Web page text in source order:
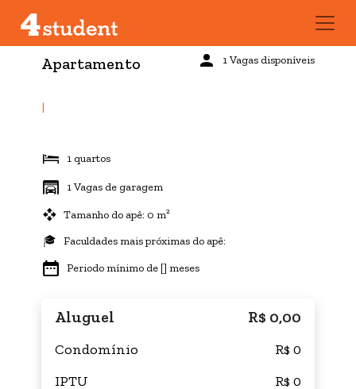
Apartamento
|
1 quartos
1 Vagas disponíveis
1 Vagas de garagem
Tamanho do apê: 0 m²
Faculdades mais próximas do apê:
Periodo mínimo de [] meses
Aluguel R$ 0,00
Condomínio
R$ 0
IPTU
R$ 0